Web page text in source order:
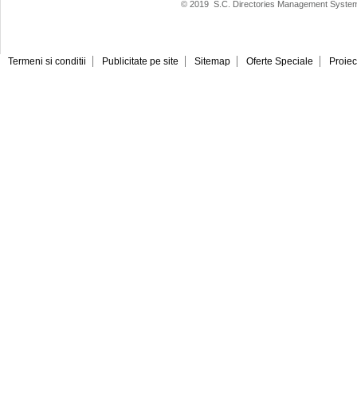
© 2019 S.C. Directories Management
Termeni si conditii Publicitate pe site Sitemap Oferte Speciale